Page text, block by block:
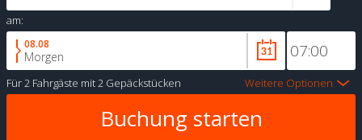
am:
08.08
Morgen
Für2 Fahrgäste mit2 Gepäckstücken Weitere Optionen